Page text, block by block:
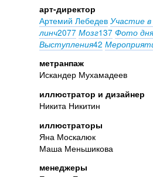
арт-директор
Артемий Лебедев Участие
линч2077 Мозг137 Фото дня
Выступления42
метранпаж
Искандер Мухамадеев
иллюстратор и дизайнер
Никита Никитин
иллюстраторы
Яна Москалюк
Маша Меньшикова
менеджеры